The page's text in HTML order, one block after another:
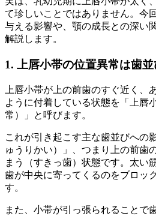
て珍しいことではありません。今
与える影響や、顎の成長との深い
解説します。
1. 上唇小帯の位置異常は歯
上唇小帯が上の前歯のすぐ近く、
ように付着している状態を「上唇
常）」と呼びます。
これが引き起こす主な歯並びへの
ゅうりかい）」、つまり上の前歯
まう（すきっ歯）状態です。太い
歯が中央に寄ってくるのをブロッ
す。
また、小帯が引っ張られることで